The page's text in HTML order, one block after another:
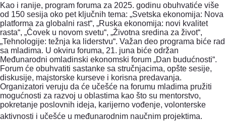
Kao i ranije, program foruma za 2025. godinu obuhvatiće više
od 150 sesija oko pet ključnih tema: „Svetska ekonomija: Nova
platforma za globalni rast“, ​​„Ruska ekonomija: novi kvalitet
rasta“, „Čovek u novom svetu“, „Životna sredina za život“,
„Tehnologije: težnja ka liderstvu“. Važan deo programa biće rad
sa mladima. U okviru foruma, 21. juna biće održan
Međunarodni omladinski ekonomski forum „Dan budućnosti“.
Forum će obuhvatiti sastanke sa stručnjacima, opšte sesije,
diskusije, majstorske kurseve i korisna predavanja.
Organizatori veruju da će učešće na forumu mladima pružiti
mogućnosti za razvoj u oblastima kao što su mentorstvo,
pokretanje poslovnih ideja, karijerno vođenje, volonterske
aktivnosti i učešće u međunarodnim naučnim projektima.